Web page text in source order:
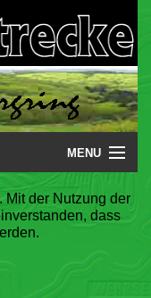
MENU
Mit der Nutzung der
dass